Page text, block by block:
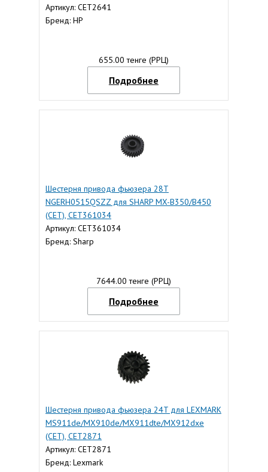
Артикул: CET2641
Бренд: HP
655.00 тенге (РРЦ)
Подробнее
Шестерня привода фьюзера 28T
NGERH0515QSZZ для SHARP MX-B350/B450
(CET), CET361034
Артикул: CET361034
Бренд: Sharp
7644.00 тенге (РРЦ)
Подробнее
Шестерня привода фьюзера 24T для LEXMARK
MS911de/MX910de/MX911dte/MX912dxe
(CET), CET2871
Артикул: CET2871
Бренд: Lexmark